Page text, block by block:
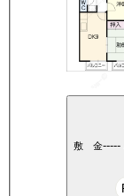
敷 金-----